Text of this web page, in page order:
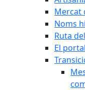
Mercat
Noms
Ruta
El